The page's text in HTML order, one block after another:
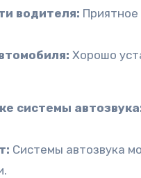
водителя:
Хорошо
системы
Системы автозвука